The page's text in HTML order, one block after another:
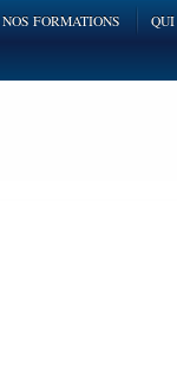
NOS FORMATIONS QUI